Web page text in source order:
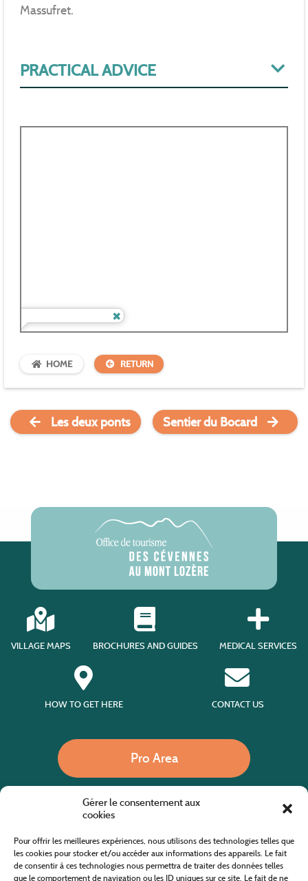
Gérer le consentement aux
cookies
Pour offrir les meilleures expériences, nous utilisons des technologies telles que
les cookies pour stocker et/ou accéder aux informations des appareils. Le fait
de consentir à ces technologies nous permettra de traiter des données telles
que le comportement de navigation ou les ID uniques sur ce site. Le fait de ne
Massufret.
PRACTICAL ADVICE
HOME RETURN
Les deux ponts Sentier du Bocard
VILLAGE MAPS BROCHURES AND GUIDES MEDICAL SERVICES
HOW TO GET HERE CONTACT US
Pro Area
Website co-financed by the European Agricultural Fund for Rural Development
Europe invests in rural areas